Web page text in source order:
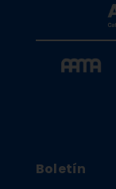
Boletín